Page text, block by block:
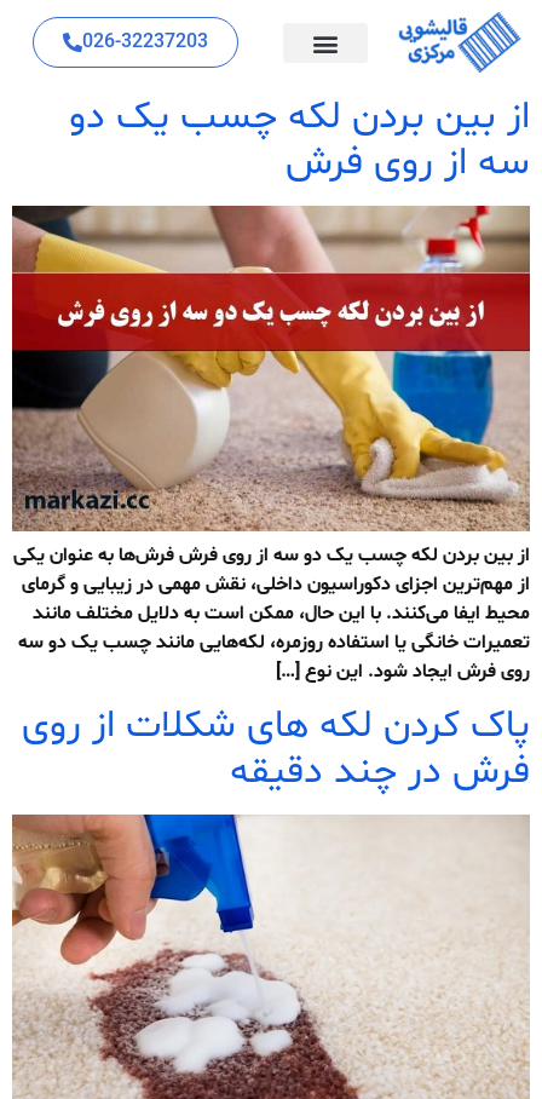
026-32237203
از بین بردن لکه چسب یک دو
سه از روی فرش
از بین بردن لکه چسب یک دو سه از روی فرش فرش‌ها به عنوان یکی
از مهم‌ترین اجزای دکوراسیون داخلی، نقش مهمی در زیبایی و گرمای
محیط ایفا می‌کنند. با این حال، ممکن است به دلایل مختلف مانند
تعمیرات خانگی یا استفاده روزمره، لکه‌هایی مانند چسب یک دو سه
روی فرش ایجاد شود. این نوع […]
پاک کردن لکه های شکلات از روی
فرش در چند دقیقه